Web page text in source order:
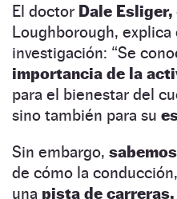
El doctor Dale Esliger,
Loughborough,
investigación: “Se
importancia de la
para el bienestar del
sino también para su
Sin embargo,
de cómo la
una pista de carreras,